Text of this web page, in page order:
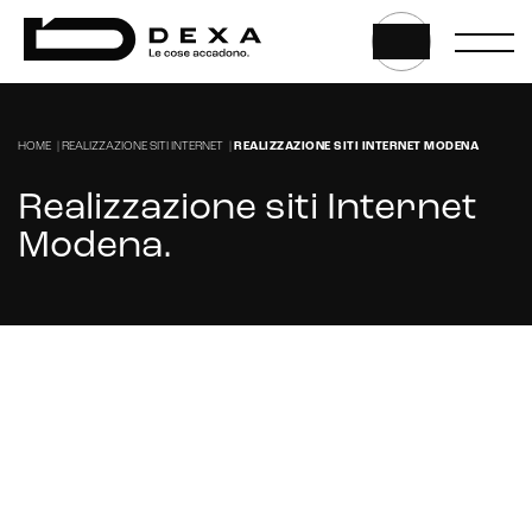
HOME REALIZZAZIONE SITI INTERNET REALIZZAZIONE SITI INTERNET MODENA
Realizzazione siti Internet
Modena.